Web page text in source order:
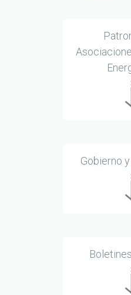
Gobierno